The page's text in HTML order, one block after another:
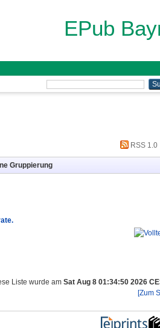
EPub
RSS 1.0
Gruppierung
Liste wurde am Sat Aug 8 01:34:50 2026
[Zum